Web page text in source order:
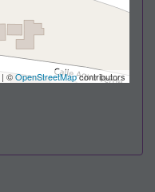
|©OpenStreetMapcontributors